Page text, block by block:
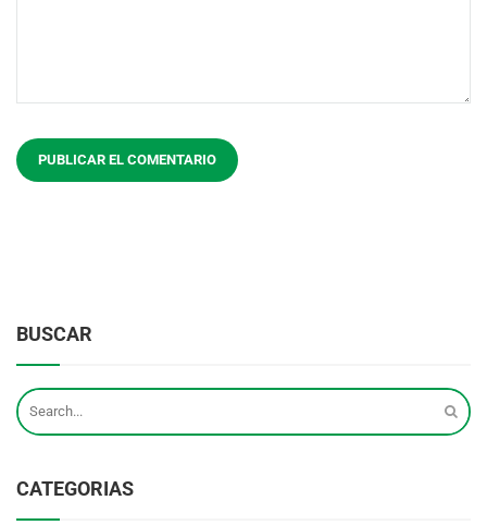
BUSCAR
CATEGORIAS